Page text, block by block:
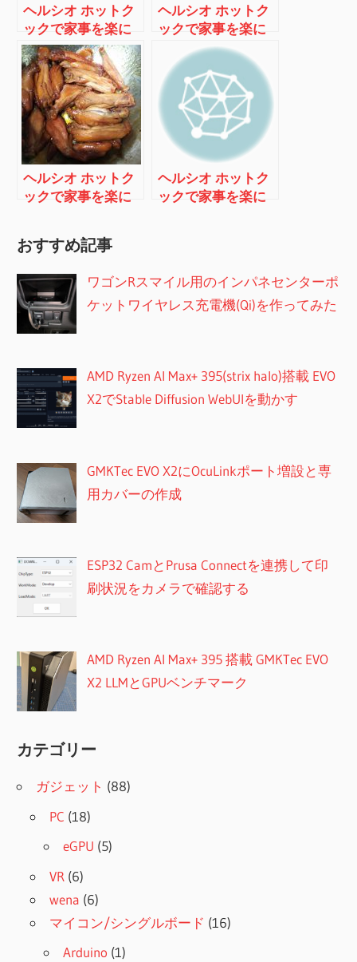
ヘルシオ ホットク
ックで家事を楽に
する 体験談2 ～カ
レー編～
ヘルシオ ホットク
ックで家事を楽に
する 体験談3 ～丸
ごと野菜スープ編
～
ヘルシオ ホットク
ックで家事を楽に
羽中の柔らか煮編
～
ヘルシオ ホットク
ックで家事を楽に
おすすめ記事
ワゴンRスマイル用のインパネセンターポ
ケットワイヤレス充電機(Qi)を作ってみた
AMD Ryzen AI Max+ 395(strix halo)搭載 EVO
X2でStable Diffusion WebUIを動かす
GMKTec EVO X2にOcuLinkポート増設と専
用カバーの作成
ESP32 CamとPrusa Connectを連携して印
刷状況をカメラで確認する
AMD Ryzen AI Max+ 395 搭載 GMKTec EVO
X2 LLMとGPUベンチマーク
カテゴリー
ガジェット (88)
PC (18)
eGPU (5)
VR (6)
wena (6)
マイコン/シングルボード (16)
Arduino (1)